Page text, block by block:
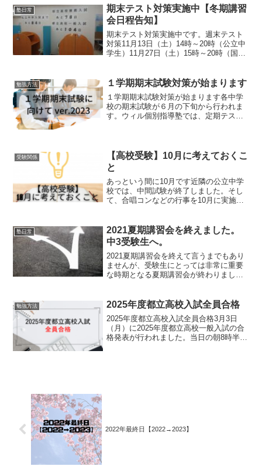
回：2022年06月04日（土）第3回：2...
塾日常
期末テスト対策実施中【冬期講習
会日程告知】
期末テスト対策実施中です。週末テスト
対策11月13日（土）14時～20時（公立中
学生）11月27日（土）15時～20時（国私
期末試験が実施されます。多くの生徒さ
勉強方法 １学期期末試験対策が始まります
１学期期末試験対策が始まります各中学
校の期末試験が６月の下旬から行われま
す。ウィル個別指導塾では、定期テスト
っています。学習内容テス...
受験関係
【高校受験】10月に考えておくこ
と
あっという間に10月です近隣の公立中学
校では、中間試験が終了しました。そし
て、合唱コンなどの行事を10月に実施す
高校の文化祭も制限なく一般公開してい
る学校が多いです。...
塾日常
2021夏期講習会を終えました。
中3受験生へ。
2021夏期講習会を終えて言うまでもあり
ませんが、受験生にとっては非常に重要
な時期となる夏期講習会が終わりまし
まとまった時間を取ることができる最後
の機会が夏休みです...
勉強方法 2025年度都立高校入試全員合格
2025年度都立高校入試全員合格3月3日
（月）に2025年度都立高校一般入試の合
格発表が行われました。当日の朝8時半に
2022年最終日【2022→2023】